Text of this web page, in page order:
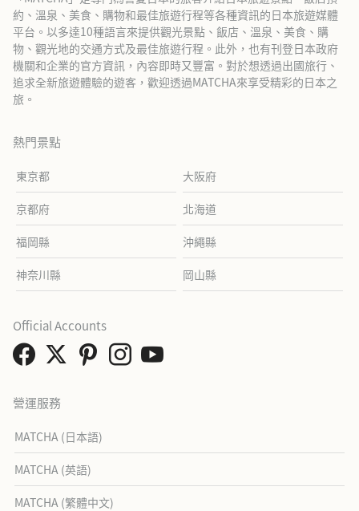
約、溫泉、美食、購物和最佳旅遊行程等各種資訊的日本旅遊媒體
平台。以多達10種語言來提供觀光景點、飯店、溫泉、美食、購
物、觀光地的交通方式及最佳旅遊行程。此外，也有刊登日本政府
機關和企業的官方資訊，內容即時又豐富。對於想透過出國旅行、
追求全新旅遊體驗的遊客，歡迎透過MATCHA來享受精彩的日本之
旅。
熱門景點
東京都 大阪府
京都府 北海道
福岡縣 沖繩縣
神奈川縣 岡山縣
營運服務
MATCHA (日本語)
MATCHA (英語)
MATCHA (繁體中文)
Official Accounts